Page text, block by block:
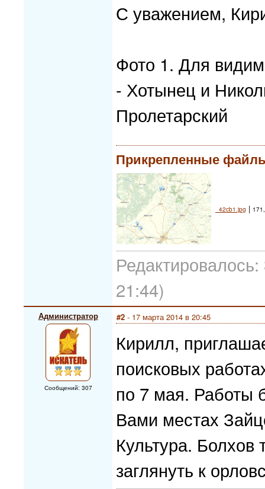
С уважением,
Фото 1. Для
- Хотынец и
Пролетарский
Прикрепленные
_42cb1.jpg |
21:44)
Администратор
Сообщений: 307
#2 - 17 марта 2014 в 20:45
Кирилл,
поисковых
по 7 мая. Работы
Вами местах
Культура. Болхов
заглянуть к